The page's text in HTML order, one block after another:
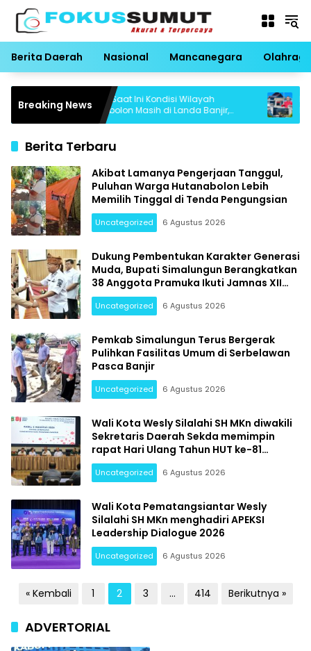
Langsung
konten
Berita Daerah
Nasional Mancanegara
Breaking NewsHingga Saat Ini Kondisi Wilayah
Hutanabolon Masih di Landa Banjir,
Melinda dan Yenita : Masih Adakah
Famoni
Berita Terbaru
Akibat Lamanya Pengerjaan Tanggul,
Puluhan Warga Hutanabolon Lebih
Memilih Tinggal di Tenda Pengungsian
Uncategorized 6 Agustus 2026
Dukung Pembentukan Karakter Generasi
Muda, Bupati Simalungun Berangkatkan
38 Anggota Pramuka Ikuti Jamnas XII
Tahun 2026
Uncategorized 6 Agustus 2026
Pemkab Simalungun Terus Bergerak
Pulihkan Fasilitas Umum di Serbelawan
Pasca Banjir
Uncategorized 6 Agustus 2026
Fokus
Sumut
Wali Kota Wesly Silalahi SH MKn diwakili
Sekretaris Daerah Sekda memimpin
rapat Hari Ulang Tahun HUT ke-81
Kemerdekaan Republik Indonesia RI
Uncategorized 6 Agustus 2026
Wali Kota Pematangsiantar Wesly
Silalahi SH MKn menghadiri APEKSI
Leadership Dialogue 2026
Uncategorized 6 Agustus 2026
Paginasi
« Kembali 1 2 3 … 414 Berikutnya »
ADVERTORIAL